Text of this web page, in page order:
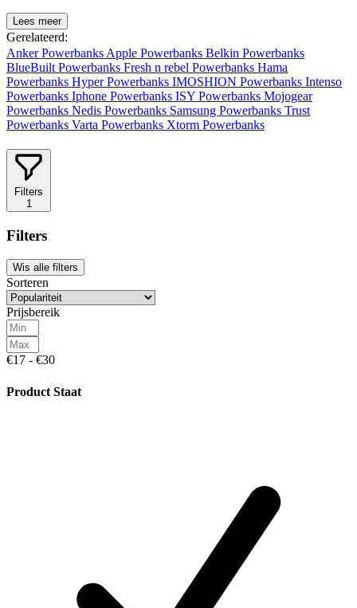
Lees meer
Gerelateerd:
Anker Powerbanks Apple Powerbanks Belkin Powerbanks
BlueBuilt Powerbanks Fresh n rebel Powerbanks Hama
Powerbanks Hyper Powerbanks IMOSHION Powerbanks Intenso
Powerbanks Iphone Powerbanks ISY Powerbanks Mojogear
Powerbanks Nedis Powerbanks Samsung Powerbanks Trust
Powerbanks Varta Powerbanks Xtorm Powerbanks
Filters
1
Filters
Wis alle filters
Sorteren
Prijsbereik
€17 - €30
Product Staat